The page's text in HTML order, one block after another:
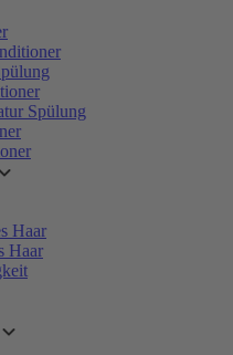
Spülung
Haar
Haar